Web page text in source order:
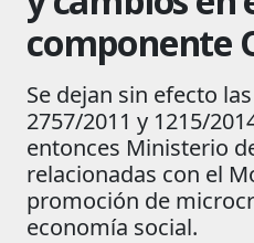
componente
Se dejan sin efecto
2757/2011 y 1215/
entonces Ministerio
relacionadas con el
promoción de
economía social.